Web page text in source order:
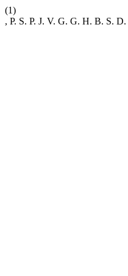
(1)
, P. S. P. J. V. G. G. H. B. S.